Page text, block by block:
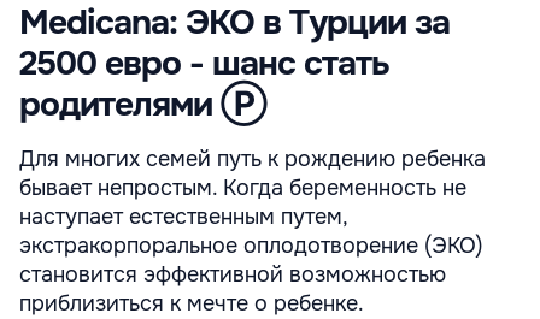
Medicana: ЭКО в Турции за
2500 евро - шанс стать
родителями Ⓟ
Для многих семей путь к рождению ребенка
бывает непростым. Когда беременность не
наступает естественным путем,
экстракорпоральное оплодотворение (ЭКО)
становится эффективной возможностью
приблизиться к мечте о ребенке.